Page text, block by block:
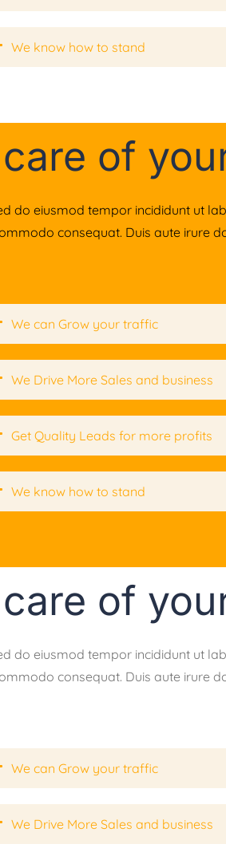
We know how to stand
of
do eiusmod tempor incididunt ut
consequat. Duis aute irure
We can Grow your traffic
We Drive More Sales and business
Get Quality Leads for more profits
We know how to stand
of
do eiusmod tempor incididunt ut
consequat. Duis aute irure
We can Grow your traffic
We Drive More Sales and business